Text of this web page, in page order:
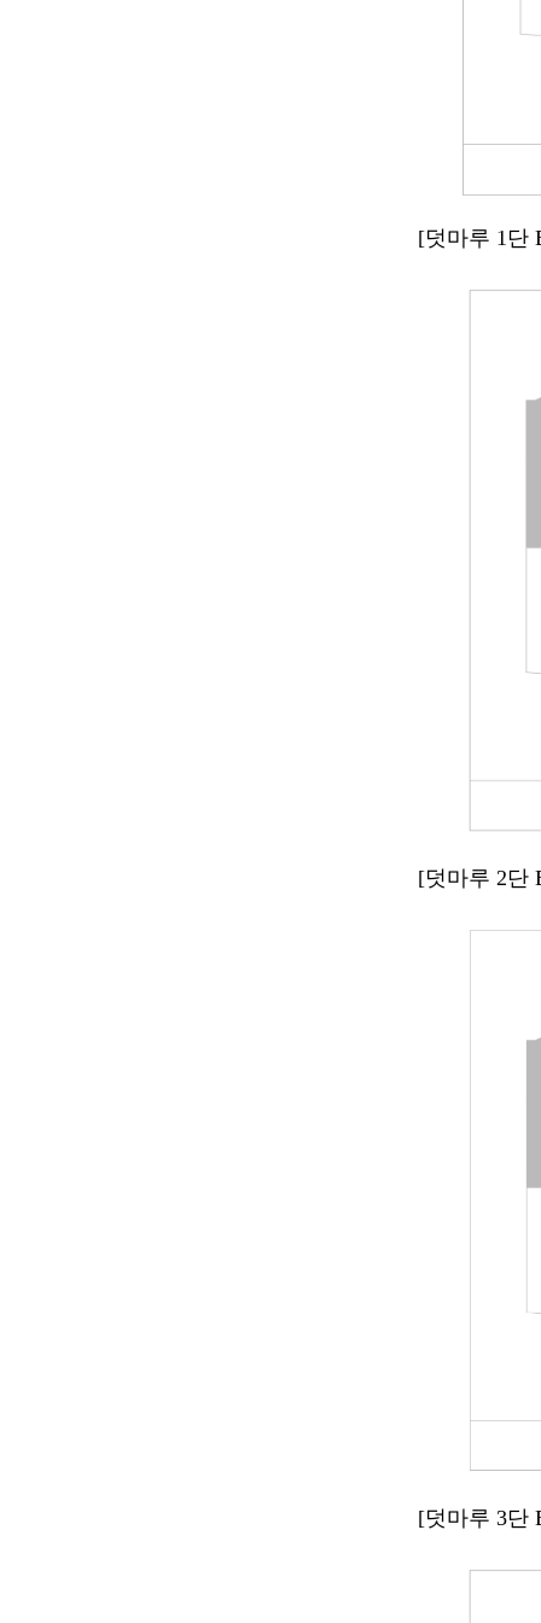
[덧마루 1단
[덧마루 2단
[덧마루 3단